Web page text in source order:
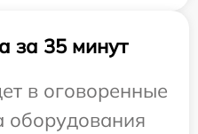
за 35 минут
в оговоренные
оборудования